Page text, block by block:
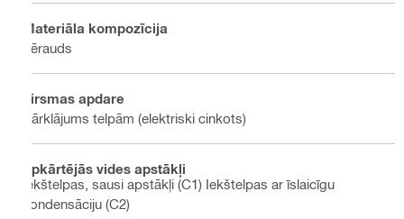
Materiāla kompozīcija
Tērauds
Virsmas apdare
Pārklājums telpām (elektriski cinkots)
Apkārtējās vides apstākļi
Iekštelpas, sausi apstākļi (C1) Iekštelpas ar īslaicīgu
kondensāciju (C2)